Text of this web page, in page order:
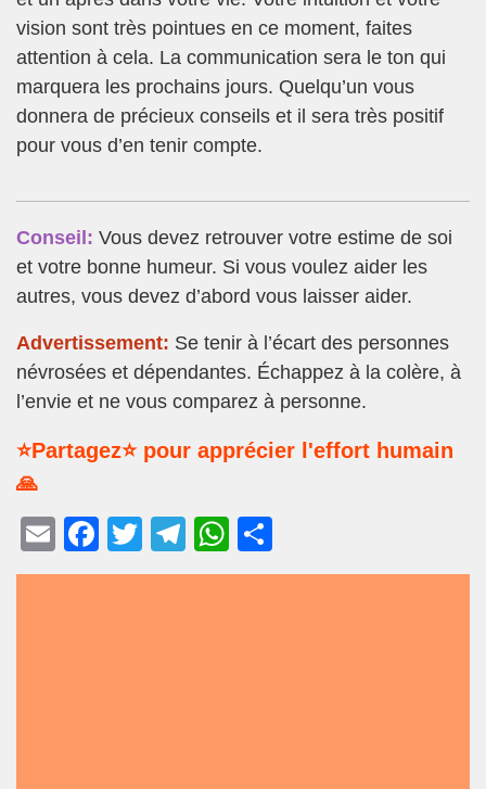
vision sont très pointues en ce moment, faites
attention à cela. La communication sera le ton qui
marquera les prochains jours. Quelqu’un vous
donnera de précieux conseils et il sera très positif
pour vous d’en tenir compte.
Conseil: Vous devez retrouver votre estime de soi
et votre bonne humeur. Si vous voulez aider les
autres, vous devez d’abord vous laisser aider.
Advertissement: Se tenir à l’écart des personnes
névrosées et dépendantes. Échappez à la colère, à
l’envie et ne vous comparez à personne.
⭐Partagez⭐ pour apprécier l'effort humain
🙏
E
m
F
a
T
wi
T
el
W
h
ar